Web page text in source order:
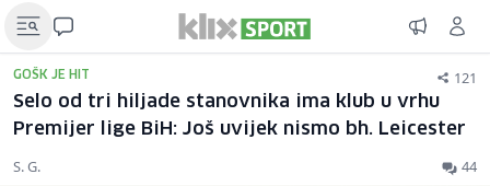
GOŠK JE HIT 121
Selo od tri hiljade stanovnika ima klub u vrhu
Premijer lige BiH: Još uvijek nismo bh. Leicester
S. G. 44